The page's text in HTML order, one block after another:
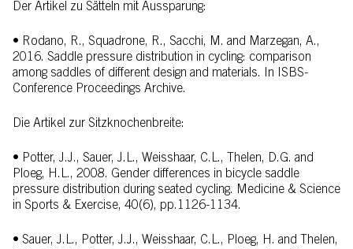
Der Artikel zu Sätteln mit Aussparung:
• Rodano, R., Squadrone, R., Sacchi, M. and Marzegan, A.,
2016. Saddle pressure distribution in cycling: comparison
among saddles of different design and materials. In ISBS-
Conference Proceedings Archive.
Die Artikel zur Sitzknochenbreite:
• Potter, J.J., Sauer, J.L., Weisshaar, C.L., Thelen, D.G. and
Ploeg, H.L., 2008. Gender differences in bicycle saddle
pressure distribution during seated cycling. Medicine & Science
in Sports & Exercise, 40(6), pp.1126-1134.
• Sauer, J.L., Potter, J.J., Weisshaar, C.L., Ploeg, H. and Thelen,